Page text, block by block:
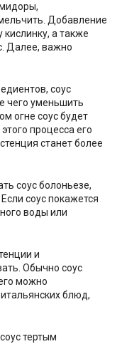
Добавление
а также
Далее, важно
соус
чего уменьшить
огне соус будет
процесса его
станет более
соус болоньезе,
соус покажется
воды или
и
Обычно соус
можно
блюд,
тертым